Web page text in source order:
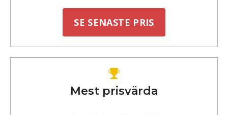
SE SENASTE PRIS
Mest prisvärda